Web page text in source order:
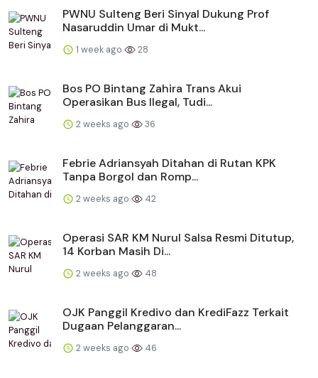
PWNU Sulteng Beri Sinyal Dukung Prof
Nasaruddin Umar di Mukt...
1 week ago 28
Bos PO Bintang Zahira Trans Akui
Operasikan Bus Ilegal, Tudi...
2 weeks ago 36
Febrie Adriansyah Ditahan di Rutan KPK
Tanpa Borgol dan Romp...
2 weeks ago 42
Operasi SAR KM Nurul Salsa Resmi Ditutup,
14 Korban Masih Di...
2 weeks ago 48
OJK Panggil Kredivo dan KrediFazz Terkait
Dugaan Pelanggaran...
2 weeks ago 46